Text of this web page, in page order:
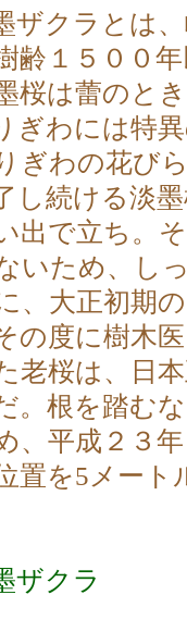
ザクラとは
齢１５００
桜は蕾のと
ぎわには特
ぎわの花び
し続ける淡
出で立ち。
いため、し
、大正初期
の度に樹木
老桜は、日
。根を踏む
、平成２３
置を5メー
ザクラ